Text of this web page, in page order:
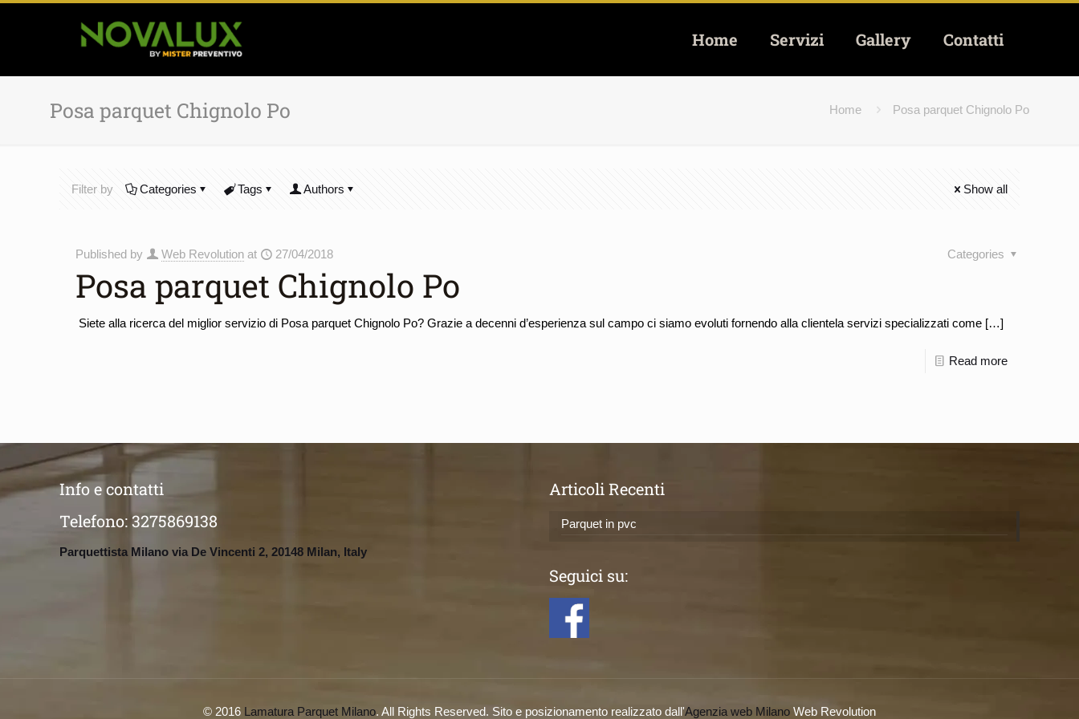
Home Servizi Gallery Contatti
Posa parquet Chignolo Po Home Posa parquet Chignolo Po
Filter by Categories Tags Authors Show all
Published by Web Revolution at 27/04/2018 Categories
Posa parquet Chignolo Po
Siete alla ricerca del miglior servizio di Posa parquet Chignolo Po? Grazie a decenni d’esperienza sul campo ci siamo evoluti fornendo alla clientela servizi specializzati come […]
Read more
Info e contatti
Telefono:3275869138
Parquettista Milano via De Vincenti 2, 20148 Milan, Italy
Articoli Recenti
Parquet in pvc
Seguici su:
© 2016 Lamatura Parquet Milano. All Rights Reserved. Sito e posizionamento realizzato dall'Agenzia web Milano Web Revolution